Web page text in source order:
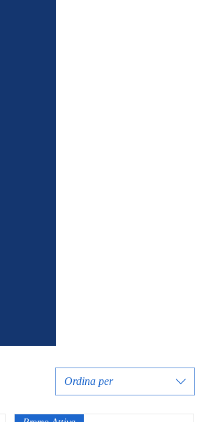
Ordina per